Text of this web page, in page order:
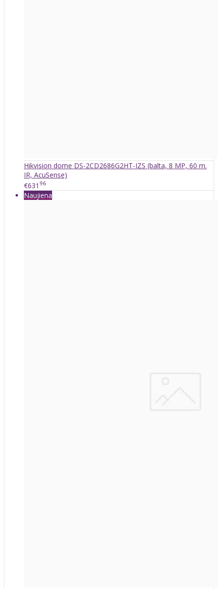
Hikvision dome DS-2CD2686G2HT-IZS (balta, 8 MP, 60 m.
IR, AcuSense)
€631 96
Naujiena